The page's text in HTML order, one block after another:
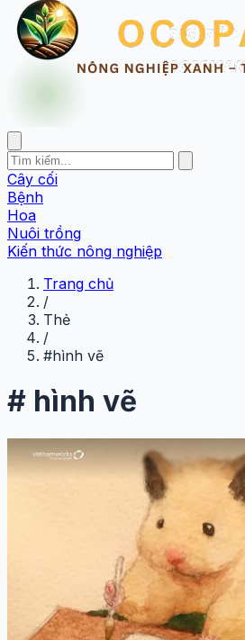
Cây cối
Bệnh
Hoa
Nuôi trồng
Kiến thức nông nghiệp
Trang chủ
/
Thẻ
/
#hình vẽ
# hình vẽ